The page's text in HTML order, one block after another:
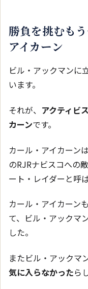
勝負を挑むも
アイカーン
ビル・アックマンに
います。
それが、 アクティビ
カーンです。
カール・アイカーン
のRJRナビスコへの
ート・レイダーと呼
カール・アイカーン
て、ビル・アックマ
した。
またビル・アックマ
気に入らなかったら